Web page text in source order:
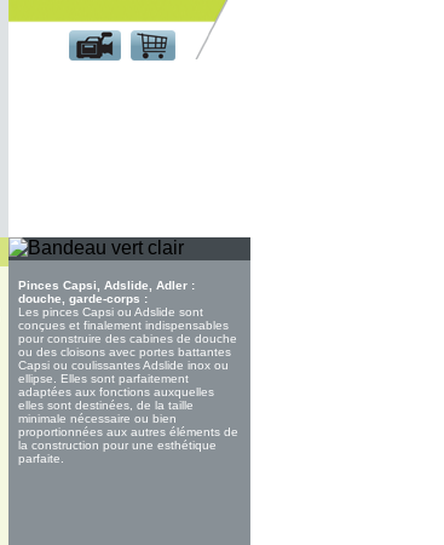
Pinces Capsi, Adslide, Adler :
douche, garde-corps :
Les pinces Capsi ou Adslide sont
conçues et finalement indispensables
pour construire des cabines de douche
ou des cloisons avec portes battantes
Capsi ou coulissantes Adslide inox ou
ellipse. Elles sont parfaitement
adaptées aux fonctions auxquelles
elles sont destinées, de la taille
minimale nécessaire ou bien
proportionnées aux autres éléments de
la construction pour une esthétique
parfaite.